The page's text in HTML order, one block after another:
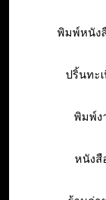
พิมพ์หนัง
ปริ้นทะ
พิมพ์ง
หนังสื